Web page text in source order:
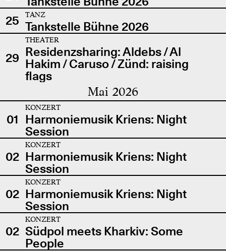
25
TANZ
Tankstelle Bühne 2026
29
THEATER
Residenzsharing: Aldebs / Al
Hakim / Caruso / Zünd: raising
flags
Mai 2026
01
KONZERT
Harmoniemusik Kriens: Night
Session
02
KONZERT
Harmoniemusik Kriens: Night
Session
02
KONZERT
Harmoniemusik Kriens: Night
Session
02
KONZERT
Südpol meets Kharkiv: Some
People